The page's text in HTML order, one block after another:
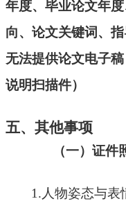
年度、毕业论文年
向、论文关键词、
无法提供论文电子
说明扫描件）
五、其他事项
（一） 证件
1.人物姿态与表